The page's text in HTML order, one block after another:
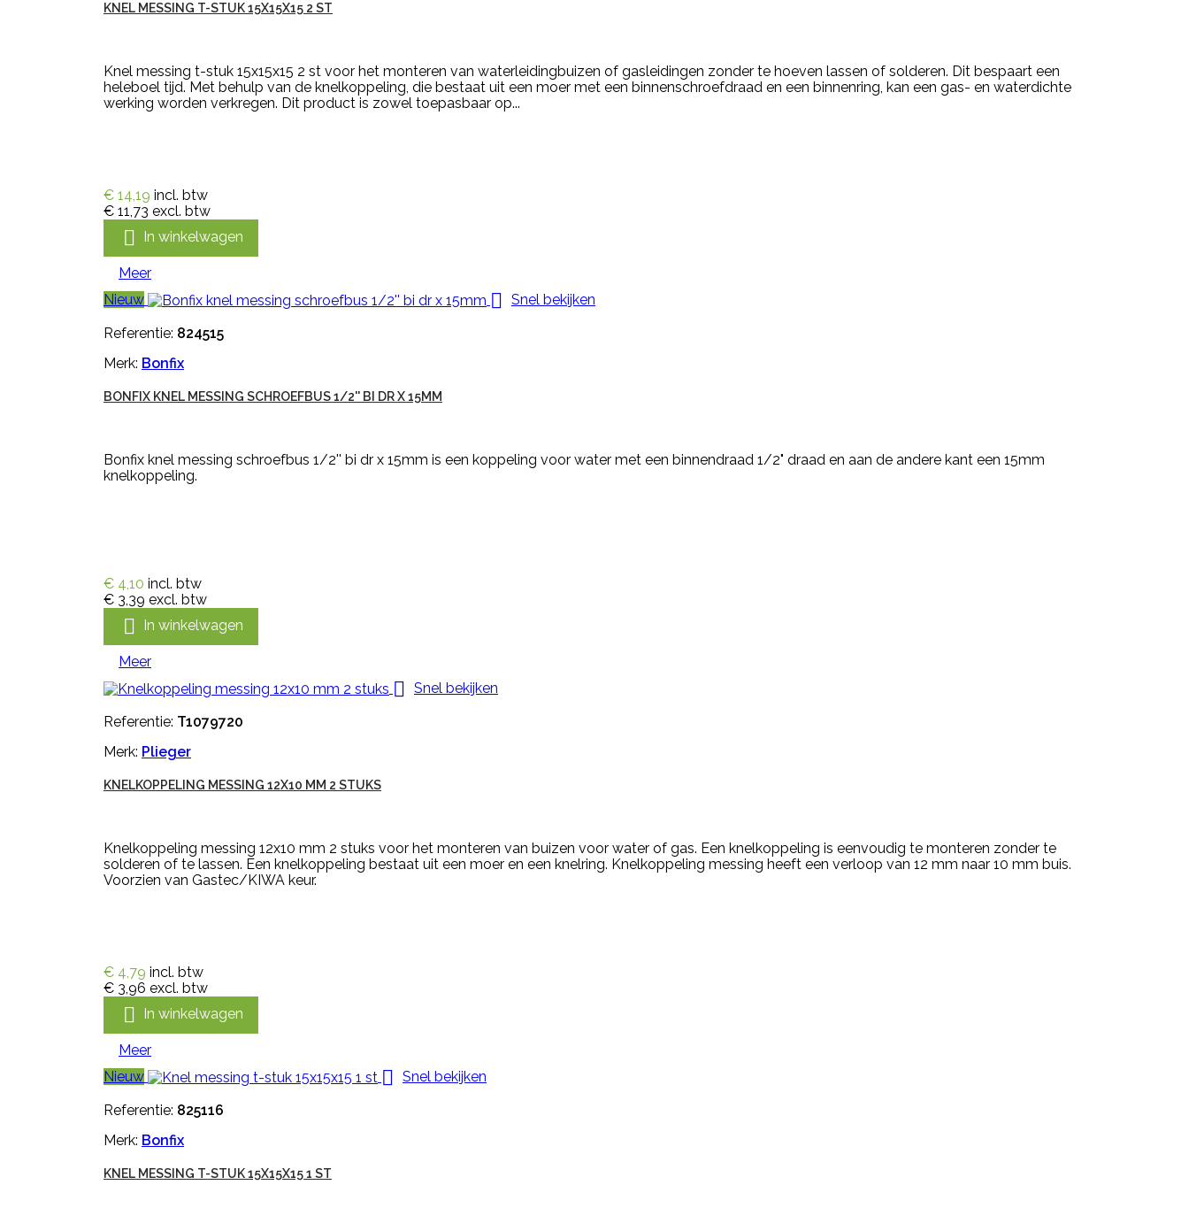
KNEL MESSING T-STUK 15X15X15 2 ST
Knel messing t-stuk 15x15x15 2 st voor het monteren van waterleidingbuizen of gasleidingen zonder te hoeven lassen of solderen. Dit bespaart een
heleboel tijd. Met behulp van de knelkoppeling, die bestaat uit een moer met een binnenschroefdraad en een binnenring, kan een gas- en waterdichte
werking worden verkregen. Dit product is zowel toepasbaar op...
€ 14,19 incl. btw
€ 11,73 excl. btw
 In winkelwagen
Meer
Nieuw
 Snel bekijken
Referentie: 824515
Merk: Bonfix
BONFIX KNEL MESSING SCHROEFBUS 1/2'' BI DR X 15MM
Bonfix knel messing schroefbus 1/2'' bi dr x 15mm is een koppeling voor water met een binnendraad 1/2" draad en aan de andere kant een 15mm
knelkoppeling.
€ 4,10 incl. btw
€ 3,39 excl. btw
 In winkelwagen
Meer
 Snel bekijken
Referentie: T1079720
Merk: Plieger
KNELKOPPELING MESSING 12X10 MM 2 STUKS
Knelkoppeling messing 12x10 mm 2 stuks voor het monteren van buizen voor water of gas. Een knelkoppeling is eenvoudig te monteren zonder te
solderen of te lassen. Een knelkoppeling bestaat uit een moer en een knelring. Knelkoppeling messing heeft een verloop van 12 mm naar 10 mm buis.
Voorzien van Gastec/KIWA keur.
€ 4,79 incl. btw
€ 3,96 excl. btw
 In winkelwagen
Meer
Nieuw
 Snel bekijken
Referentie: 825116
Merk: Bonfix
KNEL MESSING T-STUK 15X15X15 1 ST